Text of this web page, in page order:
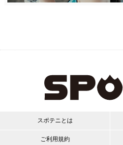
スポテニとは
ご利用規約